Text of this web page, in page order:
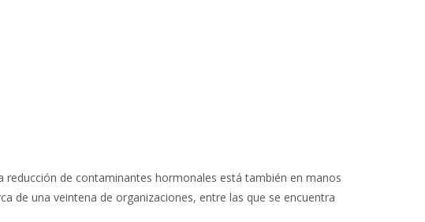
reducción de contaminantes hormonales está también en manos
de una veintena de organizaciones, entre las que se encuentra